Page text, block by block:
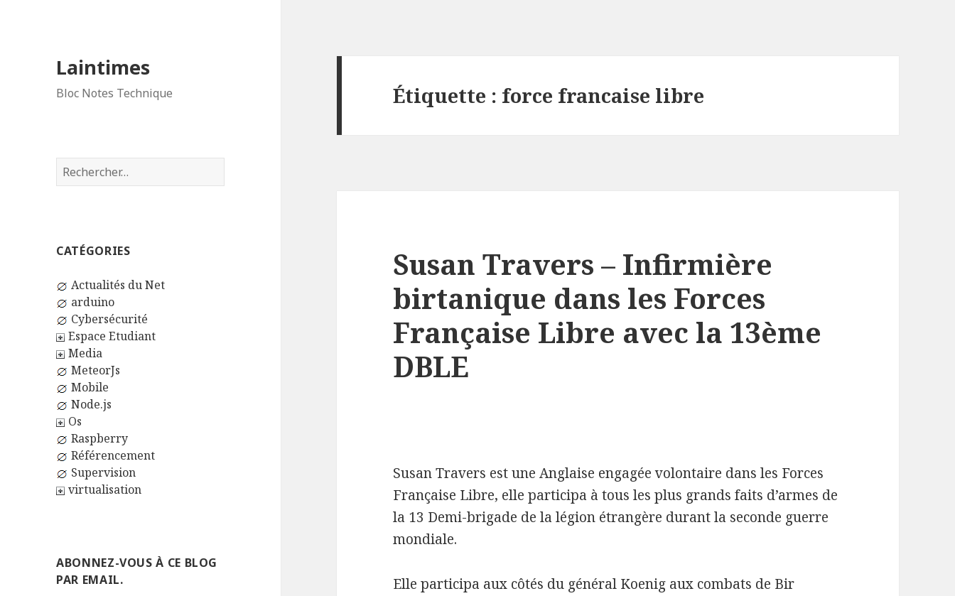
Laintimes
Bloc Notes Technique
Rechercher :
CATÉGORIES
Actualités du Net
arduino
Cybersécurité
Espace Etudiant
Media
MeteorJs
Mobile
Node.js
Os
Raspberry
Référencement
Supervision
virtualisation
ABONNEZ-VOUS À CE BLOG
PAR EMAIL.
Étiquette : force francaise libre
Susan Travers – Infirmière
birtanique dans les Forces
Française Libre avec la 13ème
DBLE
Susan Travers est une Anglaise engagée volontaire dans les Forces
Française Libre, elle participa à tous les plus grands faits d’armes de
la 13 Demi-brigade de la légion étrangère durant la seconde guerre
mondiale.
Elle participa aux côtés du général Koenig aux combats de Bir